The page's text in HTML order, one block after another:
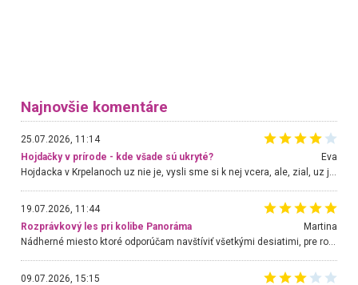
Najnovšie komentáre
25.07.2026, 11:14
Hojdačky v prírode - kde všade sú ukryté?
Eva
Hojdacka v Krpelanoch uz nie je, vysli sme si k nej vcera, ale, zial, uz je znicena. Ak sem planujete cestu len kvoli hojdacke, mozete si ju usetrit. Krasny vyhlad je tu vsak aj bez hojdacky :-)
19.07.2026, 11:44
Rozprávkový les pri kolibe Panoráma
Martina
Nádherné miesto ktoré odporúčam navštíviť všetkými desiatimi, pre rodiny s deťmi, dôchodcom... Proste a jednoducho ozaj rozprávkový les.. určite ešte prídeme. Odniesli sme si na pamiatku krásne tričká,
09.07.2026, 15:15